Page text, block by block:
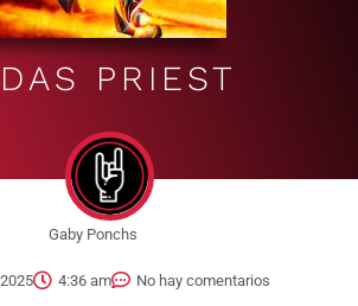
PRIEST
Gaby Ponchs
4:36 am No hay comentarios